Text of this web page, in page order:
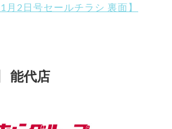
月2日号セールチラシ 裏面】
能代店